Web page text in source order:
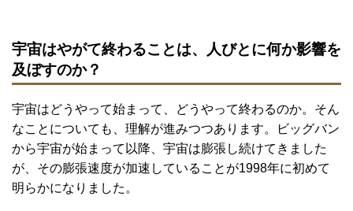
宇宙はやがて終わることは、人びとに何か影響を
及ぼすのか？
宇宙はどうやって始まって、どうやって終わるのか。そん
なことについても、理解が進みつつあります。ビッグバン
から宇宙が始まって以降、宇宙は膨張し続けてきました
が、その膨張速度が加速していることが1998年に初めて
明らかになりました。